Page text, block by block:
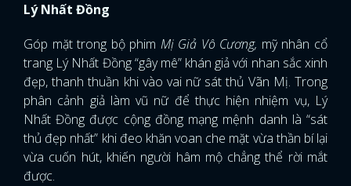
Lý Nhất Đồng
Góp mặt trong bộ phim Mị Giả Vô Cương, mỹ nhân cổ
trang Lý Nhất Đồng “gây mê” khán giả với nhan sắc xinh
đẹp, thanh thuần khi vào vai nữ sát thủ Vãn Mị. Trong
phân cảnh giả làm vũ nữ để thực hiện nhiệm vụ, Lý
Nhất Đồng được cộng đồng mạng mệnh danh là “sát
thủ đẹp nhất” khi đeo khăn voan che mặt vừa thần bí lại
vừa cuốn hút, khiến người hâm mộ chẳng thể rời mắt
được.